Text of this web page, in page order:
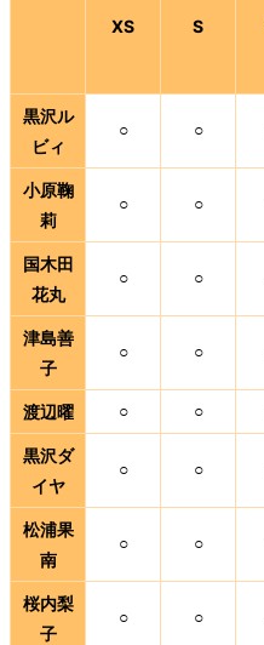
XS S
黒沢ル
ビィ
○ ○
小原鞠
莉
○ ○
国木田
花丸
○ ○
津島善
子
○ ○
渡辺曜 ○ ○
黒沢ダ
イヤ
○ ○
松浦果
南
○ ○
桜内梨
子
○ ○